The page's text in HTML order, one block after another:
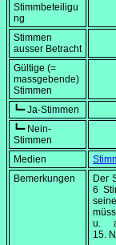
Stimmbeteiligu
ng
Stimmen
ausser Betracht
Gültige (=
massgebende)
Stimmen
┗━ Ja-Stimmen
┗━ Nein-
Stimmen
Medien
Bemerkungen
Der
6
u.
15.